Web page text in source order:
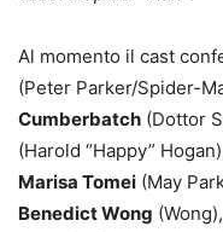
Al momento il cast
(Peter Parker/Spider-
Cumberbatch (Dottor
(Harold “Happy”
Marisa Tomei (May
Benedict Wong (Wong),